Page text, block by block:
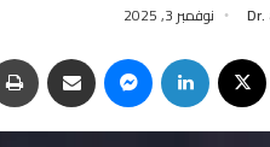
نوفمبر 3, 2025